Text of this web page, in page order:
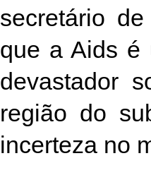
secretário
que a Aids é
devastador
região do
incerteza no